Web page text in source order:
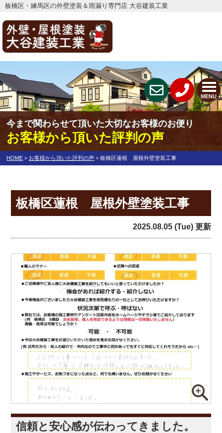
板橋区・練馬区の外壁塗装＆雨漏り専門店 大谷建装工業
MENU
今まで関わらせて頂いた大切なお客様のお便り
お客様から頂いた評判の声
HOME > お客様から頂いた評判の声 >板橋区蓮根 屋根外壁塗装工事
板橋区蓮根 屋根外壁塗装工事
2025.08.05 (Tue) 更新
信頼と安心感が伝わってきました。